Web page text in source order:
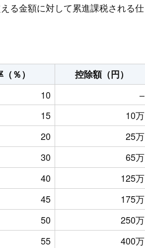
る金額に対して累進課税される仕
％）
控除額（円）
10
–
15
10万
20
25万
30
65万
40
125万
45
175万
50
250万
55 400万